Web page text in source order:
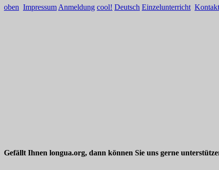
oben Impressum Anmeldung cool! Deutsch Einzelunterricht Kontakt
Gefällt Ihnen longua.org, dann können Sie uns gerne